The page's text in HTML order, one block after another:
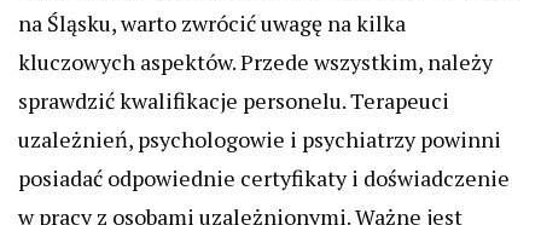
na Śląsku, warto zwrócić uwagę na kilka
kluczowych aspektów. Przede wszystkim, należy
sprawdzić kwalifikacje personelu. Terapeuci
uzależnień, psychologowie i psychiatrzy powinni
posiadać odpowiednie certyfikaty i doświadczenie
w pracy z osobami uzależnionymi. Ważne jest